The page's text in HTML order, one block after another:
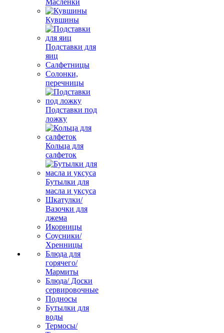
Масленки
Кувшины
Подставки для
яиц
Салфетницы
Солонки,
перечницы
Подставки под
ложку
Кольца для
салфеток
Бутылки для
масла и уксуса
Шкатулки/
Вазочки для
джема
Икорницы
Соусники/
Хренницы
Блюда для
горячего/
Мармиты
Блюда/ Доски
сервировочные
Подносы
Бутылки для
воды
Термосы/